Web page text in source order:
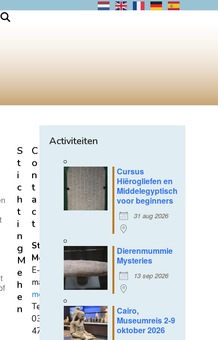
Activiteiten
Cursus
Hiërogliefen en
Middelegyptisch
voor beginners
31 aug 2026
Dierenmummie
Mysteries
13 sep 2026
Cairo,
Museumreis 2-9
oktober 2026
S
t
i
c
h
t
i
n
g
M
e
h
e
n
C
o
n
t
a
c
t
Stichting
Mehen
E-
mail:
mehen@hetnet.nl
Tel.:
0318-
471689